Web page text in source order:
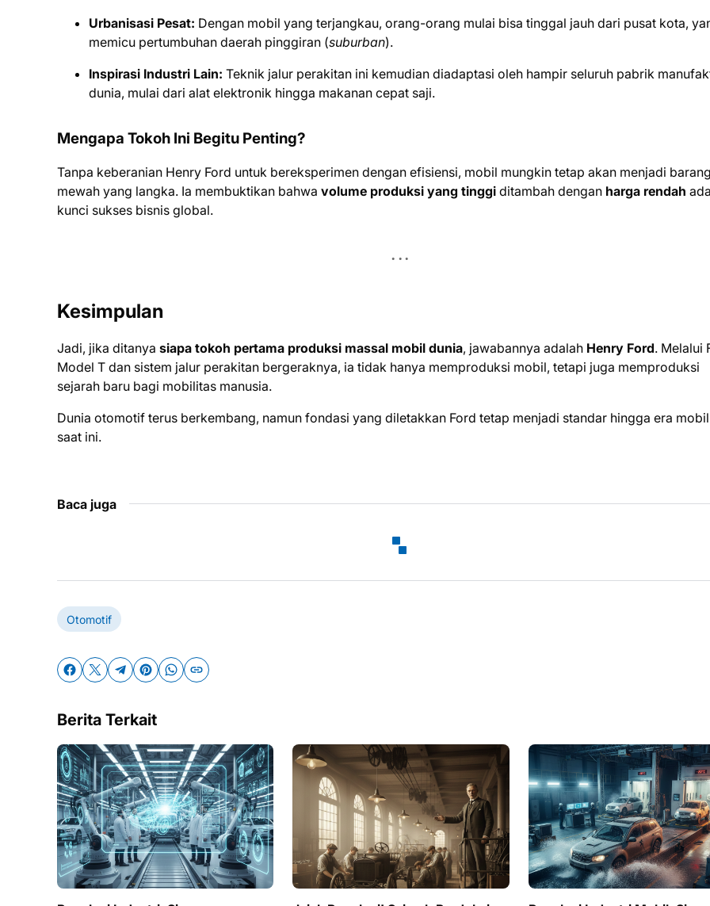
Urbanisasi Pesat: Dengan mobil yang terjangkau, orang-orang mulai bisa tinggal jauh dari pusat kota,
memicu pertumbuhan daerah pinggiran (suburban).
Inspirasi Industri Lain: Teknik jalur perakitan ini kemudian diadaptasi oleh hampir seluruh pabrik
dunia, mulai dari alat elektronik hingga makanan cepat saji.
Mengapa Tokoh Ini Begitu Penting?
Tanpa keberanian Henry Ford untuk bereksperimen dengan efisiensi, mobil mungkin tetap akan menjadi barang
mewah yang langka. Ia membuktikan bahwa volume produksi yang tinggi ditambah dengan harga rendah
kunci sukses bisnis global.
Kesimpulan
Jadi, jika ditanya siapa tokoh pertama produksi massal mobil dunia, jawabannya adalah Henry Ford. Melalui
Model T dan sistem jalur perakitan bergeraknya, ia tidak hanya memproduksi mobil, tetapi juga memproduksi
sejarah baru bagi mobilitas manusia.
Dunia otomotif terus berkembang, namun fondasi yang diletakkan Ford tetap menjadi standar hingga era
saat ini.
Baca juga
Otomotif
Berita Terkait